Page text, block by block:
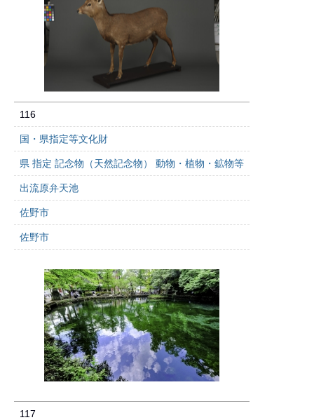
116
国・県指定等文化財
県 指定 記念物（天然記念物） 動物・植物・鉱物等
出流原弁天池
佐野市
佐野市
117